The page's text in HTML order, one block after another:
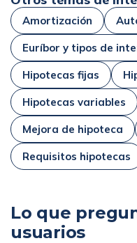
Amortización
Euríbor y tipos de
Hipotecas fijas
Hipotecas variables
Mejora de hipoteca
Requisitos hipotecas
Lo que
usuarios